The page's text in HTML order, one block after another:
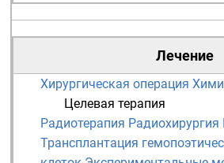
Лечение
Хирургическая операция
Целевая терапия
Радиотерапия Радиохирургия
Трансплантация